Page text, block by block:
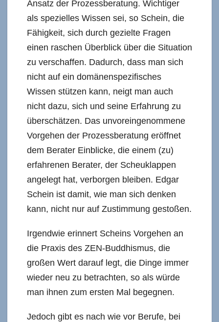
Ansatz der Prozessberatung. Wichtiger
als spezielles Wissen sei, so Schein, die
Fähigkeit, sich durch gezielte Fragen
einen raschen Überblick über die Situation
zu verschaffen. Dadurch, dass man sich
nicht auf ein domänenspezifisches
Wissen stützen kann, neigt man auch
nicht dazu, sich und seine Erfahrung zu
überschätzen. Das unvoreingenommene
Vorgehen der Prozessberatung eröffnet
dem Berater Einblicke, die einem (zu)
erfahrenen Berater, der Scheuklappen
angelegt hat, verborgen bleiben. Edgar
Schein ist damit, wie man sich denken
kann, nicht nur auf Zustimmung gestoßen.
Irgendwie erinnert Scheins Vorgehen an
die Praxis des ZEN-Buddhismus, die
großen Wert darauf legt, die Dinge immer
wieder neu zu betrachten, so als würde
man ihnen zum ersten Mal begegnen.
Jedoch gibt es nach wie vor Berufe, bei